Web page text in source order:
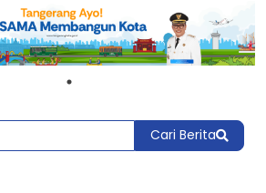
Cari Berita